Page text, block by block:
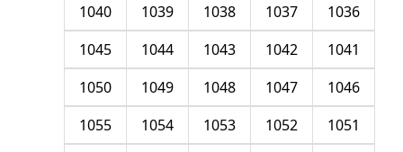
1036
1037
1038
1039
1040
1041
1042
1043
1044
1045
1046
1047
1048
1049
1050
1051
1052
1053
1054
1055